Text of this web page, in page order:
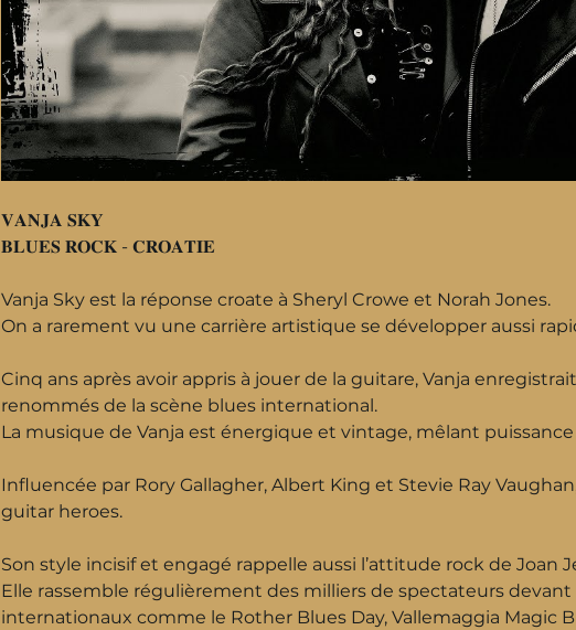
𝐕𝐀𝐍𝐉𝐀 𝐒𝐊𝐘
𝐁𝐋𝐔𝐄𝐒 𝐑𝐎𝐂𝐊 - 𝐂𝐑𝐎𝐀𝐓𝐈𝐄
Vanja Sky est la réponse croate à Sheryl Crowe et Norah Jones.
On a rarement vu une carrière artistique se développer aussi
Cinq ans après avoir appris à jouer de la guitare, Vanja
renommés de la scène blues international.
La musique de Vanja est énergique et vintage, mêlant puissance
Influencée par Rory Gallagher, Albert King et Stevie Ray
guitar heroes.
Son style incisif et engagé rappelle aussi l’attitude rock de Joan
Elle rassemble régulièrement des milliers de spectateurs devant
internationaux comme le Rother Blues Day, Vallemaggia Magic